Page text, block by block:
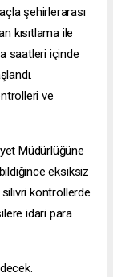
şehirlerarası
kısıtlama ile
saatleri içinde
ve
Müdürlüğüne
eksiksiz
kontrollerde
idari para